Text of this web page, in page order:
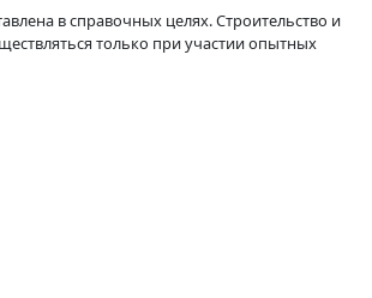
в справочных целях. Строительство и
только при участии опытных